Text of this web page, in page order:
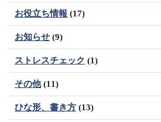
お役立ち情報 (17)
お知らせ (9)
ストレスチェック (1)
その他(11)
ひな形、書き方 (13)